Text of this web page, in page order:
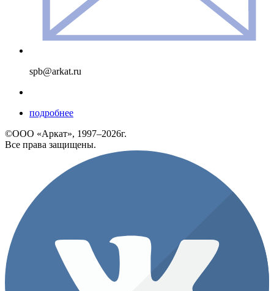
spb@arkat.ru
подробнее
©ООО «Аркат», 1997–2026г.
Все права защищены.